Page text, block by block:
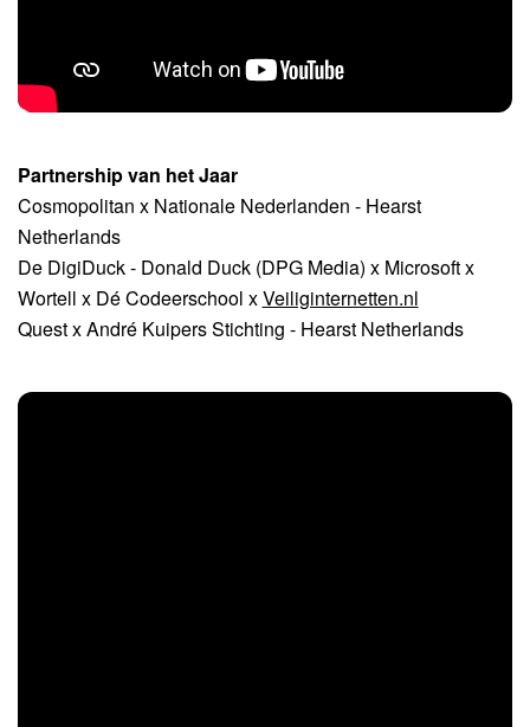
Partnership van het Jaar
Cosmopolitan x Nationale Nederlanden - Hearst
Netherlands
De DigiDuck - Donald Duck (DPG Media) x Microsoft x
Wortell x Dé Codeerschool xVeiliginternetten.nl
Quest x André Kuipers Stichting - Hearst Netherlands